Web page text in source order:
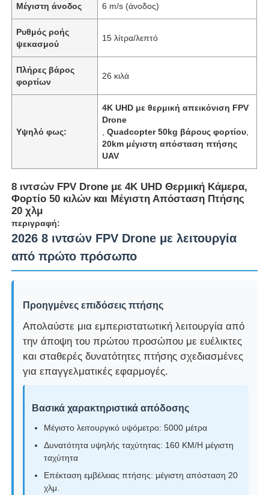
Προϊόντα
Σχετικά με εμάς
Επισκέψεις στο εργοστάσιο
Έλεγχος Ποιότητας
Επικοινωνήστε μαζί μας
Ειδήσεις
Υποθέσεις
Ζητήστε μια προσφορά
βιομηχανικά μη επανδρωμένα αεροσκάφη
Μέγιστη άνοδος 6 m/s (άνοδος)
Ρυθμός ροής
ψεκασμού
15 λίτρα/λεπτό
Πλήρες βάρος
φορτίων
26 κιλά
Υψηλό φως:
4K UHD με θερμική απεικόνιση FPV
Drone
,Quadcopter 50kg βάρους φορτίου
20km μέγιστη απόσταση πτήσης
UAV
8 ιντσών FPV Drone με 4K UHD Θερμική Κάμερα,
Φορτίο 50 κιλών και Μέγιστη Απόσταση Πτήσης
20 χλμ
περιγραφή:
2026 8 ιντσών FPV Drone με λειτουργία
από πρώτο πρόσωπο
Προηγμένες επιδόσεις πτήσης
Απολαύστε μια εμπεριστατωτική λειτουργία από
την άποψη του πρώτου προσώπου με ευέλικτες
και σταθερές δυνατότητες πτήσης σχεδιασμένες
για επαγγελματικές εφαρμογές.
Βασικά χαρακτηριστικά απόδοσης
Μέγιστο λειτουργικό υψόμετρο: 5000 μέτρα
Δυνατότητα υψηλής ταχύτητας: 160 KM/H μέγιστη
ταχύτητα
Επέκταση εμβέλειας πτήσης: μέγιστη απόσταση 20
χλμ.